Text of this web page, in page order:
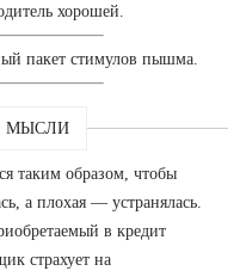
хорошей.
пакет стимулов пышма.
МЫСЛИ
таким образом, чтобы
а плохая — устранялась.
в кредит
страхует на